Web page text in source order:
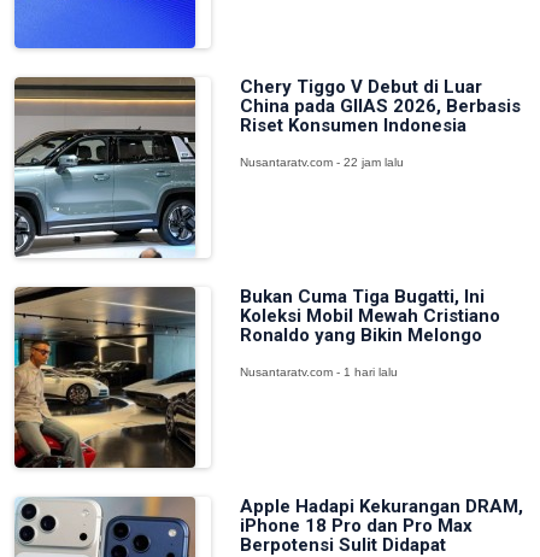
Chery Tiggo V Debut di Luar
China pada GIIAS 2026, Berbasis
Riset Konsumen Indonesia
Nusantaratv.com - 22 jam lalu
Bukan Cuma Tiga Bugatti, Ini
Koleksi Mobil Mewah Cristiano
Ronaldo yang Bikin Melongo
Nusantaratv.com - 1 hari lalu
Apple Hadapi Kekurangan DRAM,
iPhone 18 Pro dan Pro Max
Berpotensi Sulit Didapat